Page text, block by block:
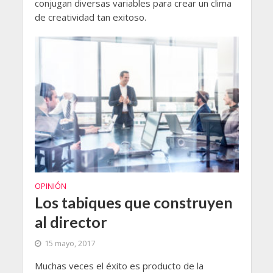
conjugan diversas variables para crear un clima
de creatividad tan exitoso.
OPINIÓN
Los tabiques que construyen
al director
15 mayo, 2017
Muchas veces el éxito es producto de la